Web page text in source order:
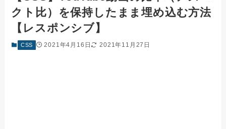
クト比）を保持したまま埋め込む方法
【レスポンシブ】
CSS 2021年4月16日 2021年11月27日